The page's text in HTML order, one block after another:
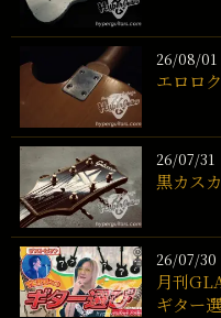
26/08/01
エロロ
26/07/31
黒カス
26/07/30
月刊
ギター